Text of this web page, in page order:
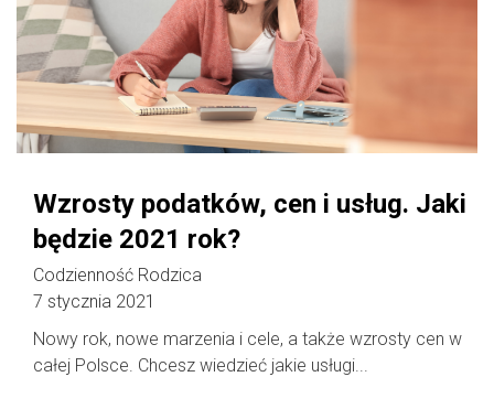
Wzrosty podatków, cen i usług. Jaki
będzie 2021 rok?
Codzienność Rodzica
7 stycznia 2021
Nowy rok, nowe marzenia i cele, a także wzrosty cen w
całej Polsce. Chcesz wiedzieć jakie usługi...